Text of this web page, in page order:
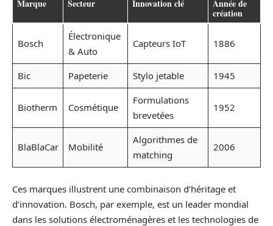
Marque Secteur Innovation clé Année de
création
Bosch
Électronique
& Auto
Capteurs IoT 1886
Bic Papeterie Stylo jetable 1945
Biotherm Cosmétique
Formulations
brevetées
1952
BlaBlaCar Mobilité
Algorithmes de
matching
2006
Ces marques illustrent une combinaison d’héritage et
d’innovation. Bosch, par exemple, est un leader mondial
dans les solutions électroménagères et les technologies de